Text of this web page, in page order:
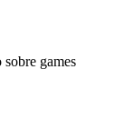
games